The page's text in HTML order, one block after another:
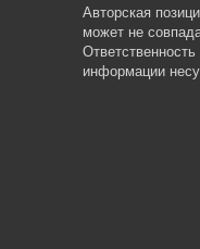
Авторская
может не
информации